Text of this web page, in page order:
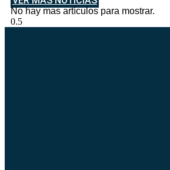
No hay mas artículos para mostrar.